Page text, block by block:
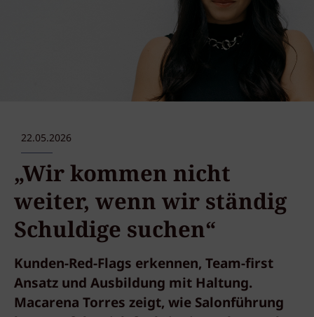
22.05.2026
„Wir kommen nicht
weiter, wenn wir ständig
Schuldige suchen“
Kunden-Red-Flags erkennen, Team-first
Ansatz und Ausbildung mit Haltung.
Macarena Torres zeigt, wie Salonführung